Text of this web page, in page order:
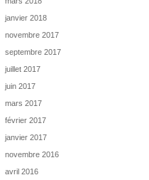
janvier 2018
novembre 2017
septembre 2017
juillet 2017
juin 2017
mars 2017
février 2017
janvier 2017
novembre 2016
avril 2016